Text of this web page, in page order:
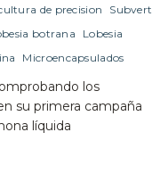
de precision
Subvert
botrana
Lobesia
Microencapsulados
los
su primera campaña
líquida